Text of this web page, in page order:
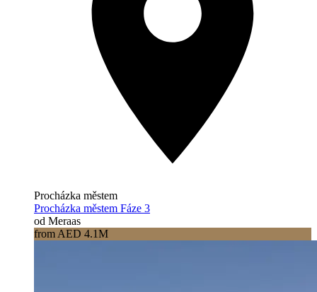
Procházka městem
Procházka městem Fáze 3
od Meraas
from AED 4.1M